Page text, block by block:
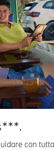
con